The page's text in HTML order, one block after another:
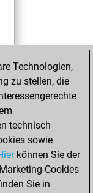
Technologien,
zu stellen, die
technisch
sowie
können Sie der
Cookies
Sie in